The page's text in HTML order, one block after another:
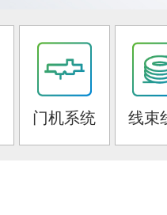
门机系统 线束